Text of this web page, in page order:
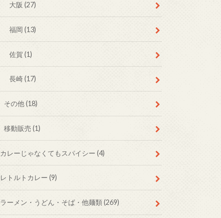
大阪(27)
福岡(13)
佐賀(1)
長崎(17)
その他(18)
移動販売 (1)
カレーじゃなくてもスパイシー(4)
レトルトカレー(9)
ラーメン・うどん・そば・他麺類(269)